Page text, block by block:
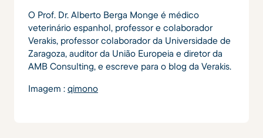
O Prof. Dr. Alberto Berga Monge é médico
veterinário espanhol, professor e colaborador
Verakis, professor colaborador da Universidade de
Zaragoza, auditor da União Europeia e diretor da
AMB Consulting, e escreve para o blog da Verakis.
Imagem : qimono